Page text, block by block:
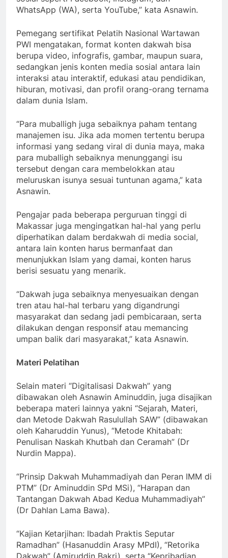
WhatsApp (WA), serta YouTube,” kata Asnawin.
Pemegang sertifikat Pelatih Nasional Wartawan
PWI mengatakan, format konten dakwah bisa
berupa video, infografis, gambar, maupun suara,
sedangkan jenis konten media sosial antara lain
interaksi atau interaktif, edukasi atau pendidikan,
hiburan, motivasi, dan profil orang-orang ternama
dalam dunia Islam.
“Para muballigh juga sebaiknya paham tentang
manajemen isu. Jika ada momen tertentu berupa
informasi yang sedang viral di dunia maya, maka
para muballigh sebaiknya menunggangi isu
tersebut dengan cara membelokkan atau
meluruskan isunya sesuai tuntunan agama,” kata
Asnawin.
Pengajar pada beberapa perguruan tinggi di
Makassar juga mengingatkan hal-hal yang perlu
diperhatikan dalam berdakwah di media social,
antara lain konten harus bermanfaat dan
menunjukkan Islam yang damai, konten harus
berisi sesuatu yang menarik.
“Dakwah juga sebaiknya menyesuaikan dengan
tren atau hal-hal terbaru yang digandrungi
masyarakat dan sedang jadi pembicaraan, serta
dilakukan dengan responsif atau memancing
umpan balik dari masyarakat,” kata Asnawin.
Materi Pelatihan
Selain materi “Digitalisasi Dakwah” yang
dibawakan oleh Asnawin Aminuddin, juga disajikan
beberapa materi lainnya yakni “Sejarah, Materi,
dan Metode Dakwah Rasulullah SAW” (dibawakan
oleh Kaharuddin Yunus), “Metode Khitabah:
Penulisan Naskah Khutbah dan Ceramah” (Dr
Nurdin Mappa).
“Prinsip Dakwah Muhammadiyah dan Peran IMM di
PTM” (Dr Aminuddin SPd MSi), “Harapan dan
Tantangan Dakwah Abad Kedua Muhammadiyah”
(Dr Dahlan Lama Bawa).
“Kajian Ketarjihan: Ibadah Praktis Seputar
Ramadhan” (Hasanuddin Arasy MPdI), “Retorika